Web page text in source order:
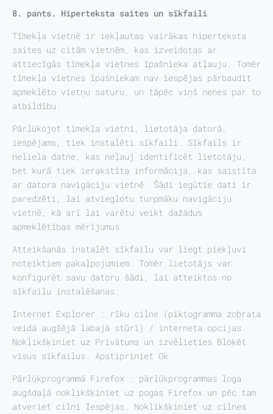
8. pants. Hiperteksta saites un sīkfaili
Tīmekļa vietnē ir iekļautas vairākas hiperteksta
saites uz citām vietnēm, kas izveidotas ar
attiecīgās tīmekļa vietnes īpašnieka atļauju. Tomēr
tīmekļa vietnes īpašniekam nav iespējas pārbaudīt
apmeklēto vietņu saturu, un tāpēc viņš nenes par to
atbildību.
Pārlūkojot tīmekļa vietni, lietotāja datorā,
iespējams, tiek instalēti sīkfaili. Sīkfails ir
neliela datne, kas neļauj identificēt lietotāju,
bet kurā tiek ierakstīta informācija, kas saistīta
ar datora navigāciju vietnē. Šādi iegūtie dati ir
paredzēti, lai atvieglotu turpmāku navigāciju
vietnē, kā arī lai varētu veikt dažādus
apmeklētības mērījumus.
Atteikšanās instalēt sīkfailu var liegt piekļuvi
noteiktiem pakalpojumiem. Tomēr lietotājs var
konfigurēt savu datoru šādi, lai atteiktos no
sīkfailu instalēšanas:
Internet Explorer : rīku cilne (piktogramma zobrata
veidā augšējā labajā stūrī) / interneta opcijas.
Noklikšķiniet uz Privātums un izvēlieties Bloķēt
visus sīkfailus. Apstipriniet Ok.
Pārlūkprogrammā Firefox : pārlūkprogrammas loga
augšdaļā noklikšķiniet uz pogas Firefox un pēc tam
atveriet cilni Iespējas. Noklikšķiniet uz cilnes